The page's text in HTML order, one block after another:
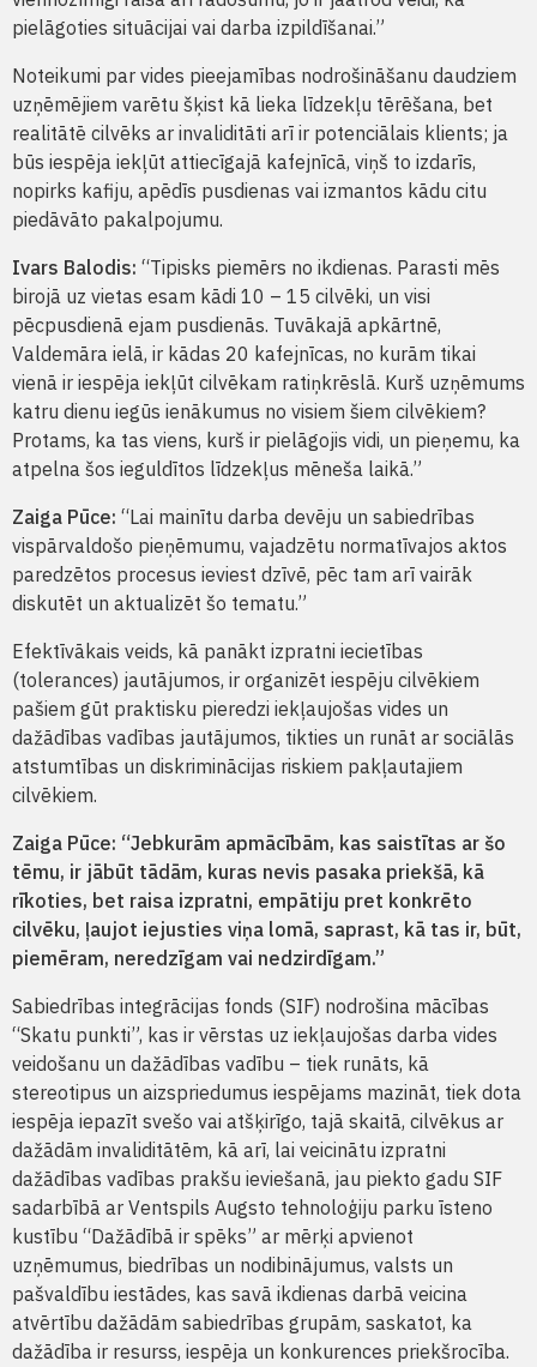
pielāgoties situācijai vai darba izpildīšanai.”
Noteikumi par vides pieejamības nodrošināšanu daudziem
uzņēmējiem varētu šķist kā lieka līdzekļu tērēšana, bet
realitātē cilvēks ar invaliditāti arī ir potenciālais klients; ja
būs iespēja iekļūt attiecīgajā kafejnīcā, viņš to izdarīs,
nopirks kafiju, apēdīs pusdienas vai izmantos kādu citu
piedāvāto pakalpojumu.
Ivars Balodis: “Tipisks piemērs no ikdienas. Parasti mēs
birojā uz vietas esam kādi 10 – 15 cilvēki, un visi
pēcpusdienā ejam pusdienās. Tuvākajā apkārtnē,
Valdemāra ielā, ir kādas 20 kafejnīcas, no kurām tikai
vienā ir iespēja iekļūt cilvēkam ratiņkrēslā. Kurš uzņēmums
katru dienu iegūs ienākumus no visiem šiem cilvēkiem?
Protams, ka tas viens, kurš ir pielāgojis vidi, un pieņemu, ka
atpelna šos ieguldītos līdzekļus mēneša laikā.”
Zaiga Pūce: “Lai mainītu darba devēju un sabiedrības
vispārvaldošo pieņēmumu, vajadzētu normatīvajos aktos
paredzētos procesus ieviest dzīvē, pēc tam arī vairāk
diskutēt un aktualizēt šo tematu.”
Efektīvākais veids, kā panākt izpratni iecietības
(tolerances) jautājumos, ir organizēt iespēju cilvēkiem
pašiem gūt praktisku pieredzi iekļaujošas vides un
dažādības vadības jautājumos, tikties un runāt ar sociālās
atstumtības un diskriminācijas riskiem pakļautajiem
cilvēkiem.
Zaiga Pūce: “Jebkurām apmācībām, kas saistītas ar šo
tēmu, ir jābūt tādām, kuras nevis pasaka priekšā, kā
rīkoties, bet raisa izpratni, empātiju pret konkrēto
cilvēku, ļaujot iejusties viņa lomā, saprast, kā tas ir, būt,
piemēram, neredzīgam vai nedzirdīgam.”
Sabiedrības integrācijas fonds (SIF) nodrošina mācības
“Skatu punkti”, kas ir vērstas uz iekļaujošas darba vides
veidošanu un dažādības vadību – tiek runāts, kā
stereotipus un aizspriedumus iespējams mazināt, tiek dota
iespēja iepazīt svešo vai atšķirīgo, tajā skaitā, cilvēkus ar
dažādām invaliditātēm, kā arī, lai veicinātu izpratni
dažādības vadības prakšu ieviešanā, jau piekto gadu SIF
sadarbībā ar Ventspils Augsto tehnoloģiju parku īsteno
kustību “Dažādībā ir spēks” ar mērķi apvienot
uzņēmumus, biedrības un nodibinājumus, valsts un
pašvaldību iestādes, kas savā ikdienas darbā veicina
atvērtību dažādām sabiedrības grupām, saskatot, ka
dažādība ir resurss, iespēja un konkurences priekšrocība.